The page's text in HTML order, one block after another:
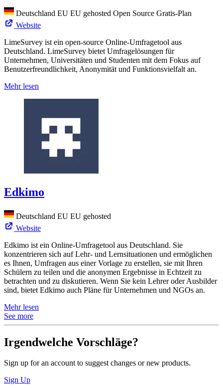
Deutschland EU EU gehosted Open Source Gratis-Plan
Website
LimeSurvey ist ein open-source Online-Umfragetool aus
Deutschland. LimeSurvey bietet Umfragelösungen für
Unternehmen, Universitäten und Studenten mit dem Fokus auf
Benutzerfreundlichkeit, Anonymität und Funktionsvielfalt an.
Mehr lesen
Edkimo
Deutschland EU EU gehosted
Website
Edkimo ist ein Online-Umfragetool aus Deutschland. Sie
konzentrieren sich auf Lehr- und Lernsituationen und ermöglichen
es Ihnen, Umfragen aus einer Vorlage zu erstellen, sie mit Ihren
Schülern zu teilen und die anonymen Ergebnisse in Echtzeit zu
betrachten und zu diskutieren. Wenn Sie kein Lehrer oder Ausbilder
sind, bietet Edkimo auch Pläne für Unternehmen und NGOs an.
Mehr lesen
See more
Irgendwelche Vorschläge?
Sign up for an account to suggest changes or new products.
Sign Up